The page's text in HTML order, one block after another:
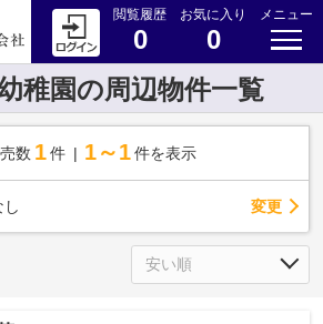
閲覧履歴
0
お気に入り
0
メニュー
稚園の周辺物件一覧
数 1 件 1～1 件を表示
し 変更